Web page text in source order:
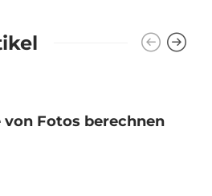
Fotos berechnen